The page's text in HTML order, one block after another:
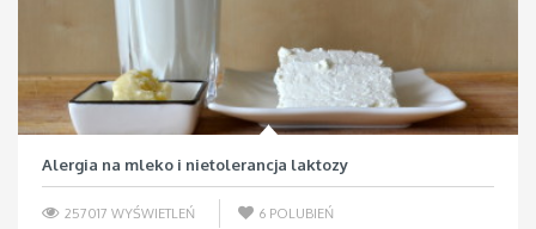
Alergia na mleko i nietolerancja laktozy
257017 WYŚWIETLEŃ 6 POLUBIEŃ